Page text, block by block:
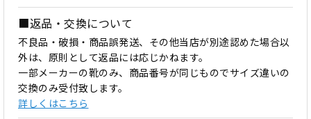
■返品・交換について
不良品・破損・商品誤発送、その他当店が別途認めた場合以
外は、原則として返品には応じかねます。
一部メーカーの靴のみ、商品番号が同じものでサイズ違いの
交換のみ受付致します。
詳しくはこちら